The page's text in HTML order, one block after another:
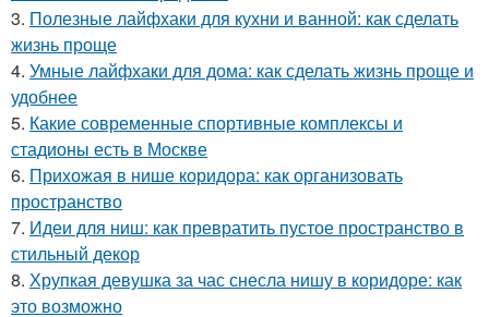
3. Полезные лайфхаки для кухни и ванной: как сделать
жизнь проще
4. Умные лайфхаки для дома: как сделать жизнь проще и
удобнее
5. Какие современные спортивные комплексы и
стадионы есть в Москве
6. Прихожая в нише коридора: как организовать
пространство
7. Идеи для ниш: как превратить пустое пространство в
стильный декор
8. Хрупкая девушка за час снесла нишу в коридоре: как
это возможно